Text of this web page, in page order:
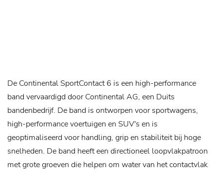
De Continental SportContact 6 is een high-performance
band vervaardigd door Continental AG, een Duits
bandenbedrijf. De band is ontworpen voor sportwagens,
high-performance voertuigen en SUV's en is
geoptimaliseerd voor handling, grip en stabiliteit bij hoge
snelheden. De band heeft een directioneel loopvlakpatroon
met grote groeven die helpen om water van het contactvlak